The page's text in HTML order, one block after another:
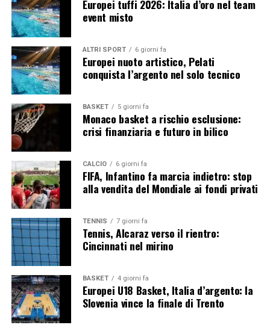
campionato mondiale. Il vantaggio in classifica sul
primo inseguitore continua ad aumentare e la gestione
della stagione appare sempre più sotto controllo. A
cinque appuntamenti dal termine del campionato, il
pilota Ducati dispone ora di un margine estremamente
rassicurante che gli consente di guardare al futuro con
grande fiducia. Oltre alla corsa verso il titolo, resta vivo
anche l’obiettivo più ambizioso: completare una
stagione perfetta senza sconfitte.
Europei tuffi 2026: Italia d’oro nel team
event misto
ALTRI SPORT 6 giorni fa
Europei nuoto artistico, Pelati
conquista l’argento nel solo tecnico
BASKET 5 giorni fa
Monaco basket a rischio esclusione:
crisi finanziaria e futuro in bilico
CALCIO 6 giorni fa
FIFA, Infantino fa marcia indietro: stop
alla vendita del Mondiale ai fondi privati
TENNIS 7 giorni fa
Tennis, Alcaraz verso il rientro:
Cincinnati nel mirino
BASKET 4 giorni fa
Europei U18 Basket, Italia d’argento: la
Slovenia vince la finale di Trento